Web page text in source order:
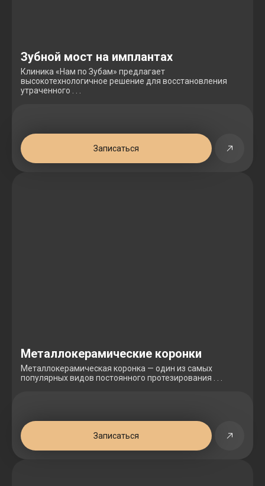
Зубной мост на имплантах
Клиника «Нам по Зубам» предлагает
высокотехнологичное решение для восстановления
утраченного . . .
Записаться
Металлокерамические коронки
Металлокерамическая коронка — один из самых
популярных видов постоянного протезирования . . .
Записаться